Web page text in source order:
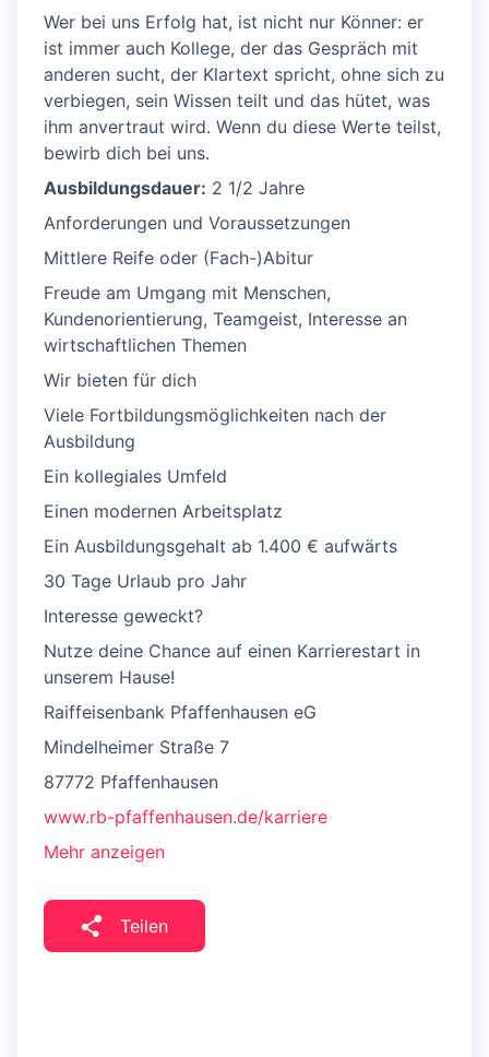
Wer bei uns Erfolg hat, ist nicht nur Könner: er
ist immer auch Kollege, der das Gespräch mit
anderen sucht, der Klartext spricht, ohne sich zu
verbiegen, sein Wissen teilt und das hütet, was
ihm anvertraut wird. Wenn du diese Werte teilst,
bewirb dich bei uns.
Ausbildungsdauer: 2 1/2 Jahre
Anforderungen und Voraussetzungen
Mittlere Reife oder (Fach-)Abitur
Freude am Umgang mit Menschen,
Kundenorientierung, Teamgeist, Interesse an
wirtschaftlichen Themen
Wir bieten für dich
Viele Fortbildungsmöglichkeiten nach der
Ausbildung
Ein kollegiales Umfeld
Einen modernen Arbeitsplatz
Ein Ausbildungsgehalt ab 1.400 € aufwärts
30 Tage Urlaub pro Jahr
Interesse geweckt?
Nutze deine Chance auf einen Karrierestart in
unserem Hause!
Raiffeisenbank Pfaffenhausen eG
Mindelheimer Straße 7
87772 Pfaffenhausen
www.rb-pfaffenhausen.de/karriere
Mehr anzeigen
Teilen